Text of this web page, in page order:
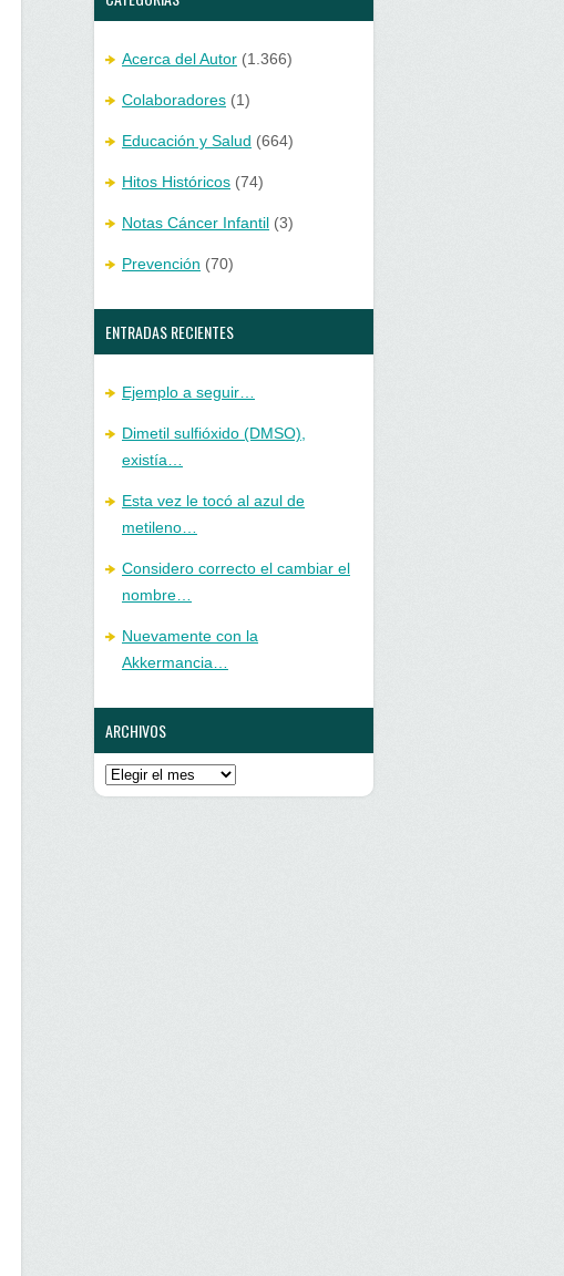
Acerca del Autor (1.366)
Colaboradores (1)
Educación y Salud (664)
Hitos Históricos (74)
Notas Cáncer Infantil (3)
Prevención (70)
ENTRADAS RECIENTES
Ejemplo a seguir…
Dimetil sulfióxido (DMSO),
existía…
Esta vez le tocó al azul de
metileno…
Considero correcto el cambiar el
nombre…
Nuevamente con la
Akkermancia…
ARCHIVOS
Archivos